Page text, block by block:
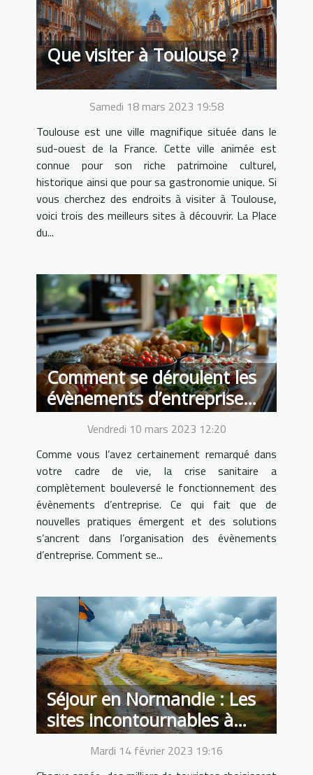
Que visiter à Toulouse ?
Samedi 18 mars 2023 19:58
Toulouse est une ville magnifique située dans le
sud-ouest de la France. Cette ville animée est
connue pour son riche patrimoine culturel,
historique ainsi que pour sa gastronomie unique. Si
vous cherchez des endroits à visiter à Toulouse,
voici trois des meilleurs sites à découvrir. La Place
du...
Comment se déroulent les
évènements d’entreprise
après la crise sanitaire ?
Vendredi 10 mars 2023 12:20
Comme vous l’avez certainement remarqué dans
votre cadre de vie, la crise sanitaire a
complètement bouleversé le fonctionnement des
évènements d’entreprise. Ce qui fait que de
nouvelles pratiques émergent et des solutions
s’ancrent dans l’organisation des évènements
d’entreprise. Comment se...
Séjour en Normandie : Les
sites incontournables à
visiterMardi 14 février 2023 19:16